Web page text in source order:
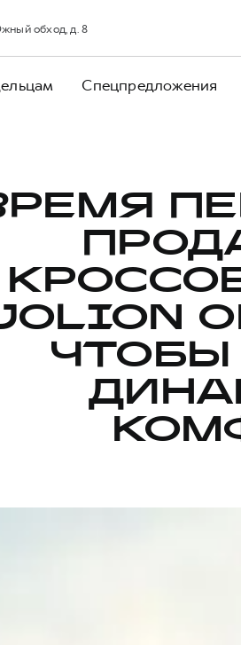
обход, д. 8
Спецпредложения
ЧТОБЫ